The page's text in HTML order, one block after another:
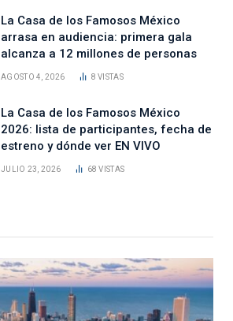
La Casa de los Famosos México
arrasa en audiencia: primera gala
alcanza a 12 millones de personas
AGOSTO 4, 2026 8VISTAS
La Casa de los Famosos México
2026: lista de participantes, fecha de
estreno y dónde ver EN VIVO
JULIO 23, 2026 68VISTAS